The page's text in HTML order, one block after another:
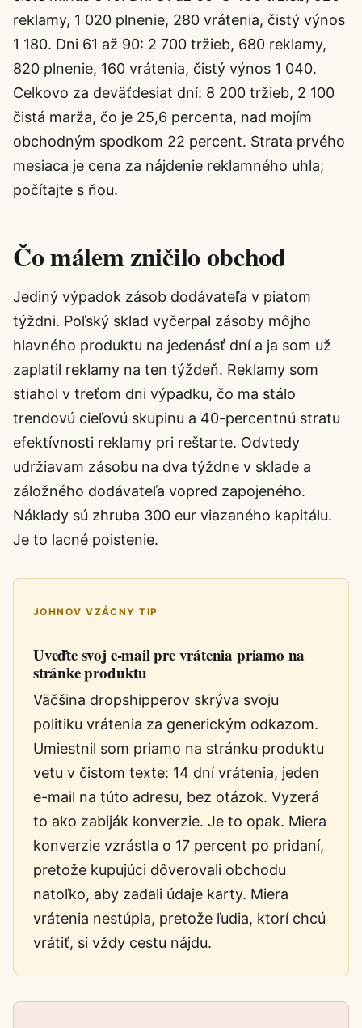
reklamy, 1 020 plnenie, 280 vrátenia, čistý výnos
1 180. Dni 61 až 90: 2 700 tržieb, 680 reklamy,
820 plnenie, 160 vrátenia, čistý výnos 1 040.
Celkovo za deväťdesiat dní: 8 200 tržieb, 2 100
čistá marža, čo je 25,6 percenta, nad mojím
obchodným spodkom 22 percent. Strata prvého
mesiaca je cena za nájdenie reklamného uhla;
počítajte s ňou.
Čo málem zničilo obchod
Jediný výpadok zásob dodávateľa v piatom
týždni. Poľský sklad vyčerpal zásoby môjho
hlavného produktu na jedenásť dní a ja som už
zaplatil reklamy na ten týždeň. Reklamy som
stiahol v treťom dni výpadku, čo ma stálo
trendovú cieľovú skupinu a 40-percentnú stratu
efektívnosti reklamy pri reštarte. Odvtedy
udržiavam zásobu na dva týždne v sklade a
záložného dodávateľa vopred zapojeného.
Náklady sú zhruba 300 eur viazaného kapitálu.
Je to lacné poistenie.
JOHNOV VZÁCNY TIP
Uveďte svoj e-mail pre vrátenia priamo na
stránke produktu
Väčšina dropshipperov skrýva svoju
politiku vrátenia za generickým odkazom.
Umiestnil som priamo na stránku produktu
vetu v čistom texte: 14 dní vrátenia, jeden
e-mail na túto adresu, bez otázok. Vyzerá
to ako zabiják konverzie. Je to opak. Miera
konverzie vzrástla o 17 percent po pridaní,
pretože kupujúci dôverovali obchodu
natoľko, aby zadali údaje karty. Miera
vrátenia nestúpla, pretože ľudia, ktorí chcú
vrátiť, si vždy cestu nájdu.